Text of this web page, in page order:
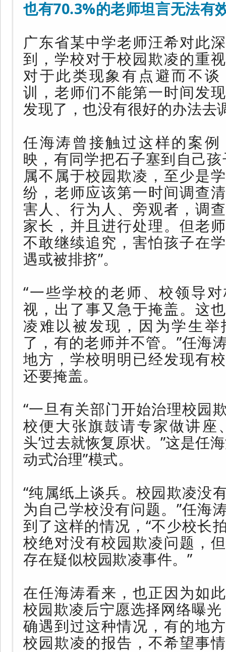
也有70.3%的老师坦言无法有
广东省某中学老师汪希对此
到，学校对于校园欺凌的重
对于此类现象有点避而不
训，老师们不能第一时间发
发现了，也没有很好的办法去
任海涛曾接触过这样的案
映，有同学把石子塞到自己
属不属于校园欺凌，至少是
纷，老师应该第一时间调查
害人、行为人、旁观者，调
家长，并且进行处理。但老
不敢继续追究，害怕孩子在
遇或被排挤”。
“一些学校的老师、校领导
视，出了事又急于掩盖。这
凌难以被发现，因为学生
了，有的老师并不管。”任海
地方，学校明明已经发现有
还要掩盖。
“一旦有关部门开始治理校园
校便大张旗鼓请专家做讲座
头’过去就恢复原状。”这是任
动式治理”模式。
“纯属纸上谈兵。校园欺凌没
为自己学校没有问题。”任海
到了这样的情况，“不少校长
校绝对没有校园欺凌问题，
存在疑似校园欺凌事件。”
在任海涛看来，也正因为如
校园欺凌后宁愿选择网络曝
确遇到过这种情况，有的地
校园欺凌的报告，不希望事